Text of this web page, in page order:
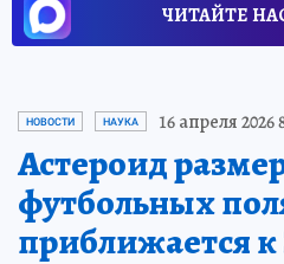
ЧИТАЙТЕ
НОВОСТИ НАУКА 16 апреля 2026
Астероид
футбольных
приближается